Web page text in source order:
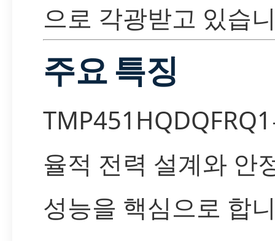
으로 각광받고 있습
주요 특징
율적 전력 설계와 안
성능을 핵심으로 합